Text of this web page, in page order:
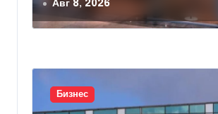
Авг 8, 2026
Бизнес